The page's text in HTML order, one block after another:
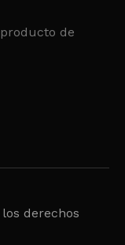
de
derechos